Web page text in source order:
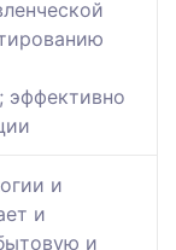
эффективно
и
и
и